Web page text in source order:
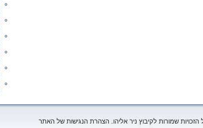
הזכויות שמורות לקיבוץ ניר אליהו. הצהרת הנגישות של האתר